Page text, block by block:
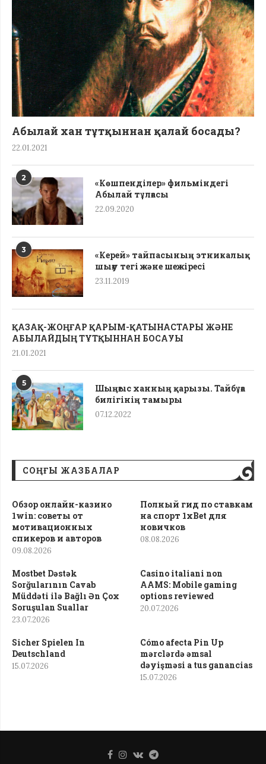
Абылай хан тұтқыннан қалай босады?
22.01.2021
2
«Көшпенділер» фильміндегі
Абылай тұлғасы
22.09.2020
3
«Керей» тайпасының этникалық
шығу тегі жəне шежіресі
23.11.2019
ҚАЗАҚ-ЖОҢҒАР ҚАРЫМ-ҚАТЫНАСТАРЫ ЖӘНЕ
АБЫЛАЙДЫҢ ТҰТҚЫННАН БОСАУЫ
21.01.2021
5
Шыңғыс ханның қарызы. Тайбұға
билігінің тамыры
07.12.2022
СОҢҒЫ ЖАЗБАЛАР
Обзор онлайн-казино
1win: советы от
мотивационных
спикеров и авторов
09.08.2026
Полный гид по ставкам
на спорт 1xBet для
новичков
08.08.2026
Mostbet Dəstək
Sorğularının Cavab
Müddəti ilə Bağlı Ən Çox
Soruşulan Suallar
23.07.2026
Casino italiani non
AAMS: Mobile gaming
options reviewed
20.07.2026
Sicher Spielen In
Deutschland
15.07.2026
Cómo afecta Pin Up
mərclərdə əmsal
dəyişməsi a tus ganancias
15.07.2026